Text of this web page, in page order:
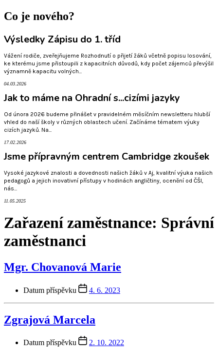
Co je nového?
Výsledky Zápisu do 1. tříd
Vážení rodiče, zveřejňujeme Rozhodnutí o přijetí žáků včetně popisu losování,
ke kterému jsme přistoupili z kapacitních důvodů, kdy počet zájemců převýšil
významně kapacitu volných...
04.03.2026
Jak to máme na Ohradní s...cizími jazyky
Od února 2026 budeme přinášet v pravidelném měsíčním newsletteru hlubší
vhled do naší školy v různých oblastech učení. Začínáme tématem výuky
cizích jazyků. Na...
17.02.2026
Jsme přípravným centrem Cambridge zkoušek
Vysoké jazykové znalosti a dovednosti našich žáků v Aj, kvalitní výuka našich
pedagogů a jejich inovativní přístupy v hodinách angličtiny, ocenění od ČŠI,
nás...
11.05.2025
Zařazení zaměstnance: Správní
zaměstnanci
Mgr. Chovanová Marie
Datum příspěvku 4. 6. 2023
Zgrajová Marcela
Datum příspěvku 2. 10. 2022